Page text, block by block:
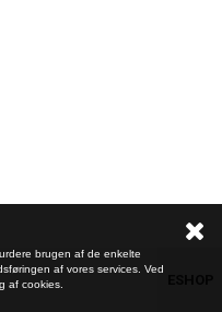
brugen af de enkelte
af vores services. Ved
af cookies.